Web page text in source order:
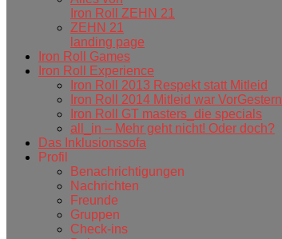
Iron Roll ZEHN 21
ZEHN 21
landing page
Iron Roll Games
Iron Roll Experience
Iron Roll 2013 Respekt statt Mitleid
Iron Roll 2014 Mitleid war VorGestern
Iron Roll GT masters_die specials
all_in – Mehr geht nicht! Oder doch?
Das Inklusionssofa
Profil
Benachrichtigungen
Nachrichten
Freunde
Gruppen
Check-ins